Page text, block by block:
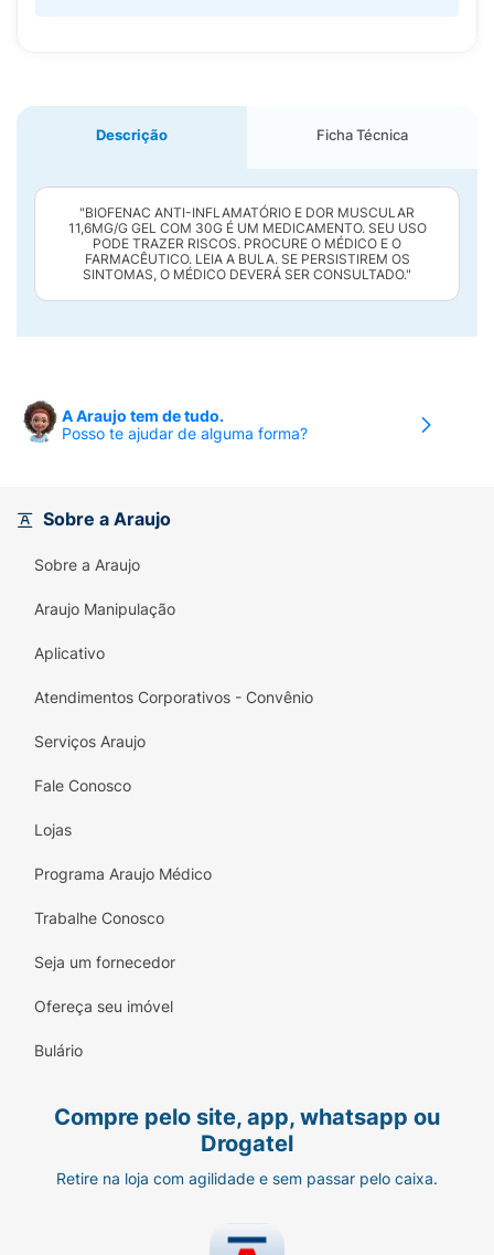
Descrição Ficha Técnica
"BIOFENAC ANTI-INFLAMATÓRIO E DOR MUSCULAR
11,6MG/G GEL COM 30G É UM MEDICAMENTO. SEU USO
PODE TRAZER RISCOS. PROCURE O MÉDICO E O
FARMACÊUTICO. LEIA A BULA. SE PERSISTIREM OS
SINTOMAS, O MÉDICO DEVERÁ SER CONSULTADO."
A Araujo tem de tudo.
Posso te ajudar de alguma forma?
Sobre a Araujo
Sobre a Araujo
Araujo Manipulação
Aplicativo
Atendimentos Corporativos - Convênio
Serviços Araujo
Fale Conosco
Lojas
Programa Araujo Médico
Trabalhe Conosco
Seja um fornecedor
Ofereça seu imóvel
Bulário
Compre pelo site, app, whatsapp ou
Drogatel
Retire na loja com agilidade e sem passar pelo caixa.